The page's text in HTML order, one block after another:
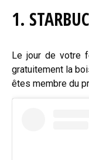
1.
Le jour de votre
gratuitement la
êtes membre du